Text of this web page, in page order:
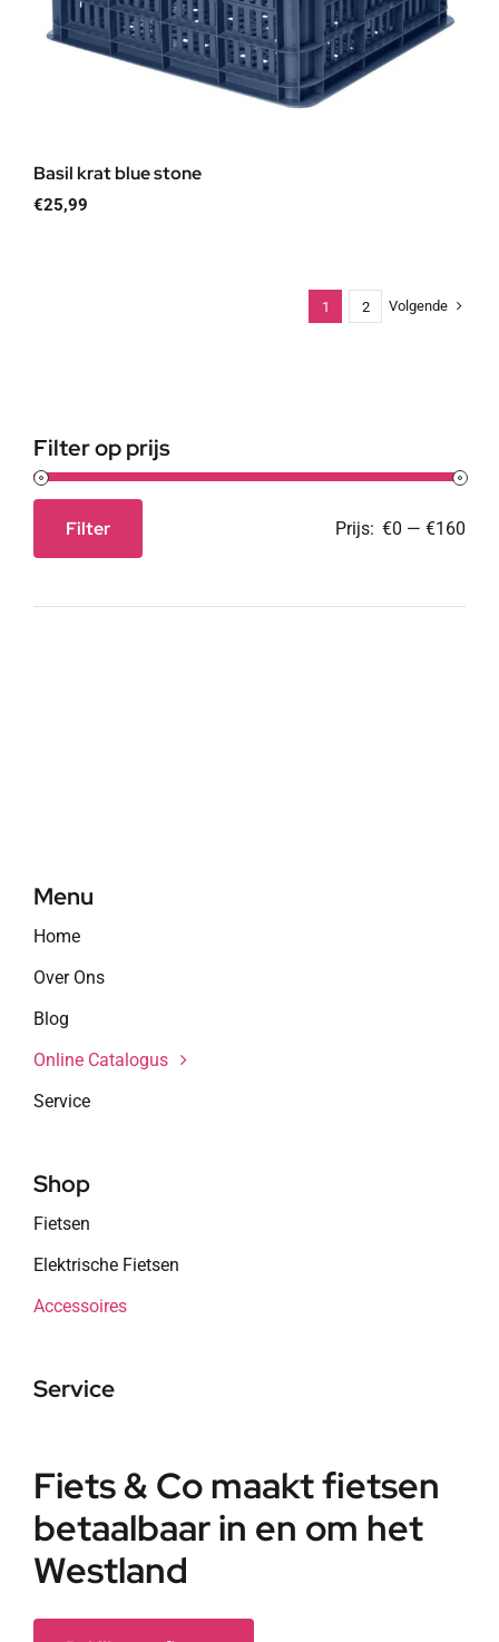
Basil krat blue stone
€25,99
1 2 Volgende
Filter op prijs
Filter Prijs: €0 — €160
Menu
Home
Over Ons
Blog
Online Catalogus
Service
Shop
Fietsen
Elektrische Fietsen
Accessoires
Service
Fiets & Co maakt fietsen
betaalbaar in en om het
Westland